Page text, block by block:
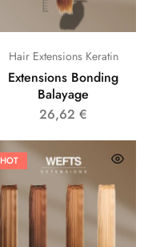
Hair Extensions Keratin
Extensions Bonding
Balayage
26,62€
HOT